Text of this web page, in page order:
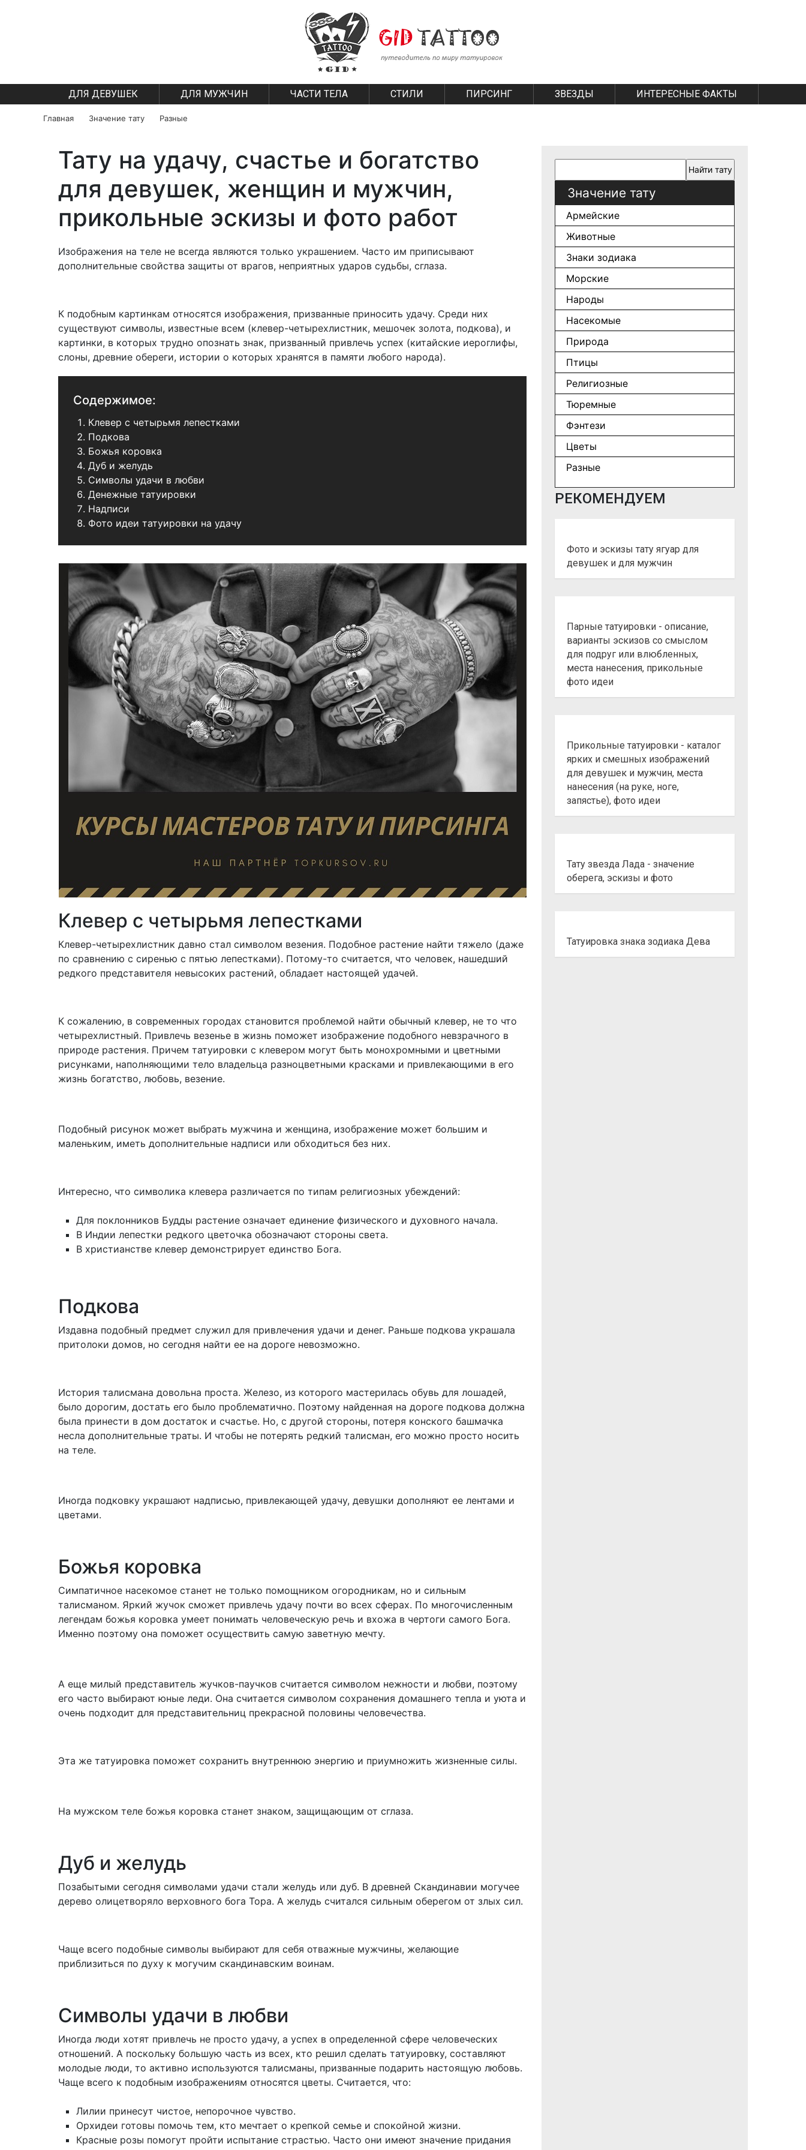
ДЛЯ ДЕВУШЕК ДЛЯ МУЖЧИН ЧАСТИ ТЕЛА СТИЛИ ПИРСИНГ ЗВЕЗДЫ ИНТЕРЕСНЫЕ ФАКТЫ
Главная Значение тату Разные
Тату на удачу, счастье и богатство
для девушек, женщин и мужчин,
прикольные эскизы и фото работ
Изображения на теле не всегда являются только украшением. Часто им приписывают
дополнительные свойства защиты от врагов, неприятных ударов судьбы, сглаза.
К подобным картинкам относятся изображения, призванные приносить удачу. Среди них
существуют символы, известные всем (клевер-четырехлистник, мешочек золота, подкова), и
картинки, в которых трудно опознать знак, призванный привлечь успех (китайские иероглифы,
слоны, древние обереги, истории о которых хранятся в памяти любого народа).
Содержимое:
Клевер с четырьмя лепестками
Подкова
Божья коровка
Дуб и желудь
Символы удачи в любви
Денежные татуировки
Надписи
Фото идеи татуировки на удачу
Клевер с четырьмя лепестками
Клевер-четырехлистник давно стал символом везения. Подобное растение найти тяжело (даже
по сравнению с сиренью с пятью лепестками). Потому-то считается, что человек, нашедший
редкого представителя невысоких растений, обладает настоящей удачей.
К сожалению, в современных городах становится проблемой найти обычный клевер, не то что
четырехлистный. Привлечь везенье в жизнь поможет изображение подобного невзрачного в
природе растения. Причем татуировки с клевером могут быть монохромными и цветными
рисунками, наполняющими тело владельца разноцветными красками и привлекающими в его
жизнь богатство, любовь, везение.
Подобный рисунок может выбрать мужчина и женщина, изображение может большим и
маленьким, иметь дополнительные надписи или обходиться без них.
Интересно, что символика клевера различается по типам религиозных убеждений:
Для поклонников Будды растение означает единение физического и духовного начала.
В Индии лепестки редкого цветочка обозначают стороны света.
В христианстве клевер демонстрирует единство Бога.
Подкова
Издавна подобный предмет служил для привлечения удачи и денег. Раньше подкова украшала
притолоки домов, но сегодня найти ее на дороге невозможно.
История талисмана довольна проста. Железо, из которого мастерилась обувь для лошадей,
было дорогим, достать его было проблематично. Поэтому найденная на дороге подкова должна
была принести в дом достаток и счастье. Но, с другой стороны, потеря конского башмачка
несла дополнительные траты. И чтобы не потерять редкий талисман, его можно просто носить
на теле.
Иногда подковку украшают надписью, привлекающей удачу, девушки дополняют ее лентами и
цветами.
Божья коровка
Симпатичное насекомое станет не только помощником огородникам, но и сильным
талисманом. Яркий жучок сможет привлечь удачу почти во всех сферах. По многочисленным
легендам божья коровка умеет понимать человеческую речь и вхожа в чертоги самого Бога.
Именно поэтому она поможет осуществить самую заветную мечту.
А еще милый представитель жучков-паучков считается символом нежности и любви, поэтому
его часто выбирают юные леди. Она считается символом сохранения домашнего тепла и уюта и
очень подходит для представительниц прекрасной половины человечества.
Эта же татуировка поможет сохранить внутреннюю энергию и приумножить жизненные силы.
На мужском теле божья коровка станет знаком, защищающим от сглаза.
Дуб и желудь
Позабытыми сегодня символами удачи стали желудь или дуб. В древней Скандинавии могучее
дерево олицетворяло верховного бога Тора. А желудь считался сильным оберегом от злых сил.
Чаще всего подобные символы выбирают для себя отважные мужчины, желающие
приблизиться по духу к могучим скандинавским воинам.
Символы удачи в любви
Иногда люди хотят привлечь не просто удачу, а успех в определенной сфере человеческих
отношений. А поскольку большую часть из всех, кто решил сделать татуировку, составляют
молодые люди, то активно используются талисманы, призванные подарить настоящую любовь.
Чаще всего к подобным изображениям относятся цветы. Считается, что:
Лилии принесут чистое, непорочное чувство.
Орхидеи готовы помочь тем, кто мечтает о крепкой семье и спокойной жизни.
Красные розы помогут пройти испытание страстью. Часто они имеют значение придания
Значение тату
Армейские
Животные
Знаки зодиака
Морские
Народы
Насекомые
Природа
Птицы
Религиозные
Тюремные
Фэнтези
Цветы
Разные
РЕКОМЕНДУЕМ
Фото и эскизы тату ягуар для
девушек и для мужчин
Парные татуировки - описание,
варианты эскизов со смыслом
для подруг или влюбленных,
места нанесения, прикольные
фото идеи
Прикольные татуировки - каталог
ярких и смешных изображений
для девушек и мужчин, места
нанесения (на руке, ноге,
запястье), фото идеи
Тату звезда Лада - значение
оберега, эскизы и фото
Татуировка знака зодиака Дева